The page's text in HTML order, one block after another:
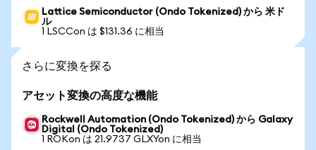
Lattice Semiconductor (Ondo Tokenized) から 米ド
ル
1 LSCCon は $131.36 に相当
さらに変換を探る
アセット変換の高度な機能
Rockwell Automation (Ondo Tokenized) から Galaxy
Digital (Ondo Tokenized)
1 ROKon は 21.9737 GLXYon に相当